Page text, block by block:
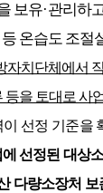
보유·관리하
온습도 조절
자치단체에서
등을 토대로 사
이 선정 기준을
선정된 대상
다량소장처